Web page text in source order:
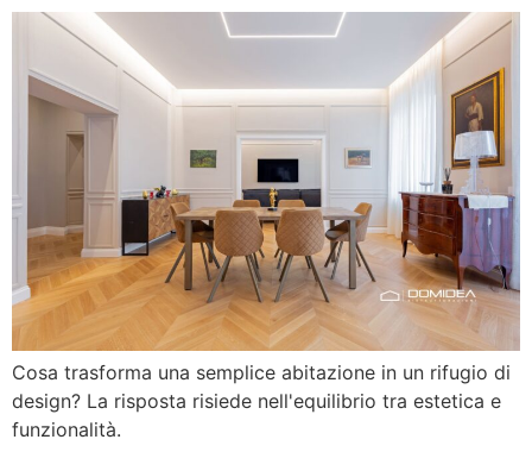
Cosa trasforma una semplice abitazione in un rifugio di
design? La risposta risiede nell'equilibrio tra estetica e
funzionalità.